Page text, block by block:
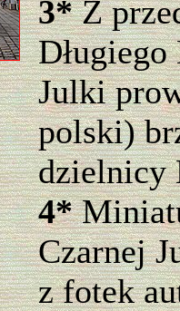
3*Z
Julki
polski)
dzielnicy
4*
Czarnej
z fotek